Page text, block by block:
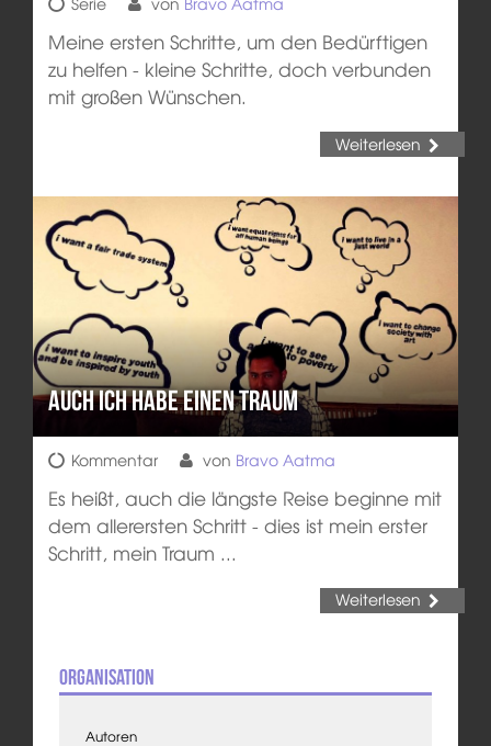
Meine ersten Schritte, um den Bedürftigen
zu helfen - kleine Schritte, doch verbunden
mit großen Wünschen.
Weiterlesen
Auch ich habe einen Traum
Kommentar von Bravo Aatma
Es heißt, auch die längste Reise beginne mit
dem allerersten Schritt - dies ist mein erster
Schritt, mein Traum ...
Weiterlesen
Organisation
Autoren